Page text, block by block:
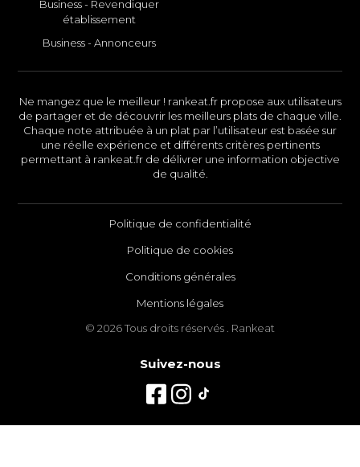
Business - Revendiquer
établissement
Business - Annonceurs
Ne mangez que le meilleur ! rankeat.fr propose aux utilisateurs
de partager et de découvrir les meilleurs plats de chaque ville.
Chaque note attribuée à un plat par l’utilisateur est basée sur
une réelle expérience et différents critères pertinents
permettant à rankeat.fr de délivrer une information objective
de qualité.
Politique de confidentialité
Politique de cookies
Conditions générales
Mentions légales
© 2026 Tous droits réservés . Rankeat
Suivez-nous